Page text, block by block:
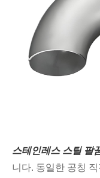
스테인레스 스틸 팔
니다. 동일한 공칭